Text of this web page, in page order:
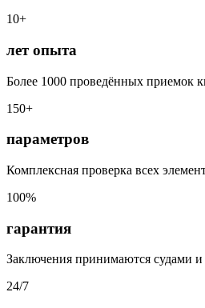
10+
лет опыта
Более 1000 проведённых приемок
150+
параметров
Комплексная проверка всех
100%
гарантия
Заключения принимаются судами
24/7